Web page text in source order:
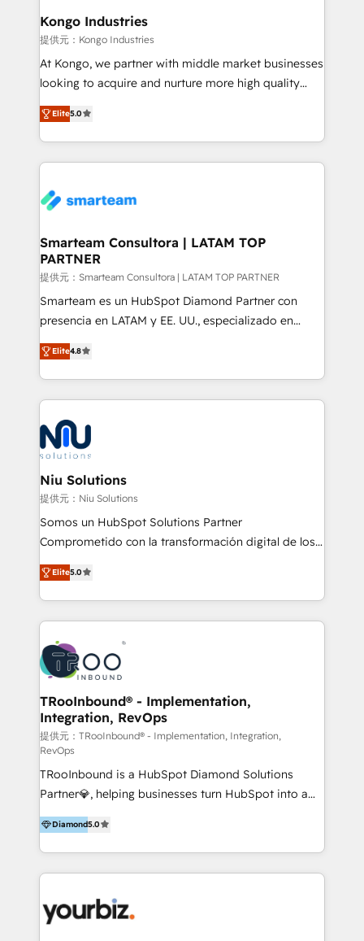
and technology around a single source of truth to
support sustainable growth and better decision-
making. Working with clients locally and globally, our
expertise includes HubSpot onboarding and CRM
experience strategy, web development, integrations,
and data-driven campaigns. Winners of the first
the community - we are so glad to work with you."
Connect with us to see how we can do better and be
Kongo Industries
提供元：Kongo Industries
At Kongo, we partner with middle market businesses
looking to acquire and nurture more high quality
leads. We use digital media, marketing cloud,
automation and software integration to drive sales
and, deliver clarity on marketing expenditure.
Elite5.0
Smarteam Consultora | LATAM TOP
PARTNER
提供元：Smarteam Consultora | LATAM TOP PARTNER
Smarteam es un HubSpot Diamond Partner con
presencia en LATAM y EE. UU., especializado en
implementaciones de HubSpot, integraciones API y
optimización de procesos comerciales con IA. Con
más de 6 años de experiencia, hemos liderado 100+
implementaciones conectando HubSpot con SAP,
ERPs, e-commerce, plataformas financieras,
WhatsApp y sistemas logísticos. Nuestro equipo
multicultural trabaja en español, inglés y portugués,
uniendo visión estratégica y excelencia técnica para
generar resultados medibles. Apoyamos a empresas
de construcción, educación, tecnología, retail, e-
commerce, salud, financieras, seguros y servicios,
tomar decisiones basadas en datos. 🌎 Highlights:
5+ años como partner HubSpot 100+
LATAM 2025 🏆 Impulsamos crecimiento con CRM +
IA en múltiples industrias. 👉 ¿Listo para transformar
Elite4.8
Niu Solutions
提供元：Niu Solutions
Somos un HubSpot Solutions Partner
Comprometido con la transformación digital de los
procesos comerciales de las empresas en
Latinoamérica, con un enfoque en Marketing, Ventas
y Servicio al Cliente. Somos un equipo de trabajo
multidisciplinario de alto rendimiento, con
conocimiento y experiencia enfocado en: 1.
Optimizar la eficiencia operativa de nuestros
clientes 2. Mejorar la experiencia del cliente 3.
Asegurar resultados medibles Nos especializamos
en bancos, seguros, e-commerce, Desarrolladores
Inmobiliarios y Empresas Distribuidoras de
Productos
Elite5.0
TRooInbound® - Implementation,
Integration, RevOps
提供元：TRooInbound® - Implementation, Integration,
RevOps
TRooInbound is a HubSpot Diamond Solutions
Partner💎, helping businesses turn HubSpot into a
scalable growth engine. We work with startups, mid-
market, and enterprise teams to maximize
HubSpot’s full potential through: 💎HubSpot Audits,
Management & Optimization 💎RevOps-powered
Brand Development, Growth Strategy, AI SEO &
Diamond5.0